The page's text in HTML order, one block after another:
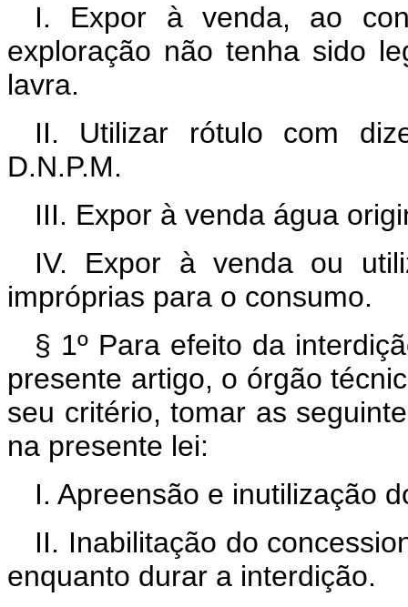
I. Expor à venda, ao
exploração não tenha sido
lavra.
II. Utilizar rótulo com
D.N.P.M.
III. Expor à venda água
IV. Expor à venda ou
impróprias para o consumo.
§ 1º Para efeito da
presente artigo, o órgão
seu critério, tomar as
na presente lei:
I. Apreensão e inutilização
II. Inabilitação do
enquanto durar a interdição.